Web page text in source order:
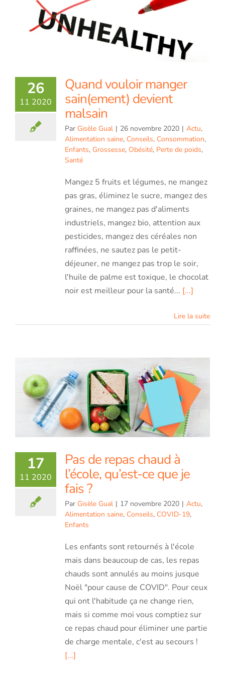
26
11 2020
Quand vouloir manger
sain(ement) devient
malsain
Par Gisèle Gual | 26 novembre 2020 | Actu,
Alimentation saine, Conseils, Consommation,
Enfants, Grossesse, Obésité, Perte de poids,
Santé
Mangez 5 fruits et légumes, ne mangez
pas gras, éliminez le sucre, mangez des
graines, ne mangez pas d'aliments
industriels, mangez bio, attention aux
pesticides, mangez des céréales non
raffinées, ne sautez pas le petit-
déjeuner, ne mangez pas trop le soir,
l'huile de palme est toxique, le chocolat
noir est meilleur pour la santé... [...]
Lire la suite
17
11 2020
Pas de repas chaud à
l’école, qu’est-ce que je
fais ?
Par Gisèle Gual | 17 novembre 2020 | Actu,
Alimentation saine, Conseils, COVID-19,
Enfants
Les enfants sont retournés à l'école
mais dans beaucoup de cas, les repas
chauds sont annulés au moins jusque
Noël "pour cause de COVID". Pour ceux
qui ont l'habitude ça ne change rien,
mais si comme moi vous comptiez sur
ce repas chaud pour éliminer une partie
de charge mentale, c'est au secours !
[...]